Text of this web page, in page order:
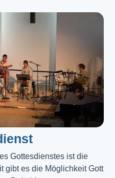
Gottesdienstes ist die
gibt es die Möglichkeit Gott